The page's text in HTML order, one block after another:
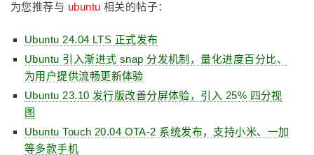
为您推荐与 ubuntu 相关的帖子：
Ubuntu 24.04 LTS 正式发布
Ubuntu 引入渐进式 snap 分发机制，量化进度百分比、
为用户提供流畅更新体验
Ubuntu 23.10 发行版改善分屏体验，引入 25% 四分视
图
Ubuntu Touch 20.04 OTA-2 系统发布，支持小米、一加
等多款手机